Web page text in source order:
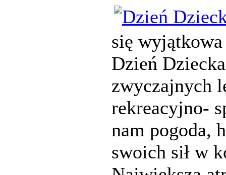
się
Dzień
zwyczajnych
rekreacyjno-
nam pogoda,
swoich sił w